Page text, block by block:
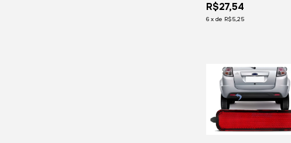
1991 1992 1993 a 1996
Sw Hobby Verona
R$27,54
6 xde R$5,25